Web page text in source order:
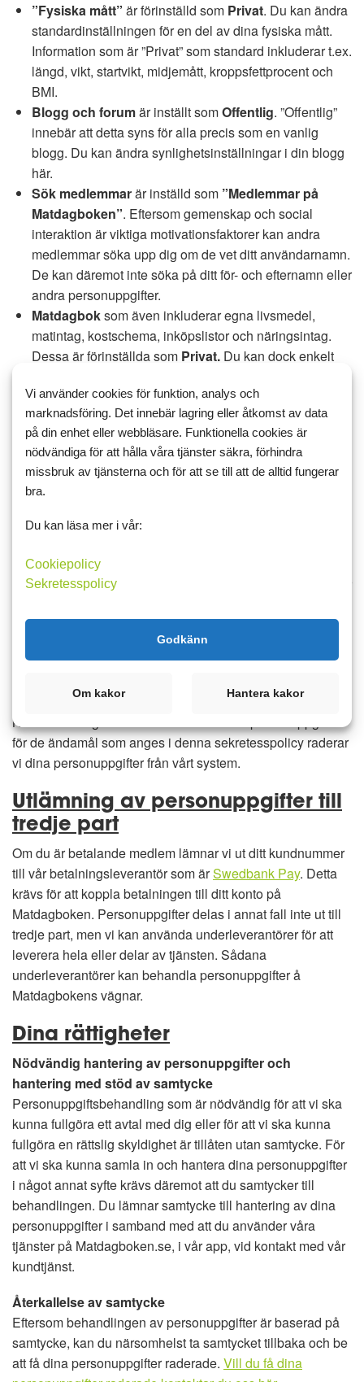
”Fysiska mått” är förinställd som Privat. Du kan ändra
standardinställningen för en del av dina fysiska mått.
Information som är ”Privat” som standard inkluderar t.ex.
längd, vikt, startvikt, midjemått, kroppsfettprocent och
BMI.
Blogg och forumär inställt somOffentlig. ”Offentlig”
innebär att detta syns för alla precis som en vanlig
blogg. Du kan ändra synlighetsinställningar i din blogg
här.
Sök medlemmarär inställd som ”Medlemmar på
Matdagboken”. Eftersom gemenskap och social
interaktion är viktiga motivationsfaktorer kan andra
medlemmar söka upp dig om de vet ditt användarnamn.
De kan däremot inte söka på ditt för- och efternamn eller
andra personuppgifter.
Matdagboksom även inkluderar egna livsmedel,
matintag, kostschema, inköpslistor och näringsintag.
Dessa är förinställda som Privat. Du kan dock enkelt
ändra inställningarna i"”inställningar för synlighet”.
Vill du ändra synlighet och visa dina vikt & mått gör det i
dina medlemsinställningar.Synlighetsinställningar för ditt
matintag, egna livsmedel, kostschema m.m. ändrar du i
”inställningar för synlighet”.
Information om lagring av
personuppgifter
Vi kommer att behålla dina personuppgifter så länge du har
tillhandahålla dig tjänsterna. Vi behåller också dina
personuppgifter såsom det behövs för att uppfylla våra
rättsliga skyldigheter. Dina personuppgifter lagras i vårt
system som ligger på våra egna servers.
När vi inte längre behöver behandla dina personuppgifter
för de ändamål som anges i denna sekretesspolicy raderar
vi dina personuppgifter från vårt system.
Utlämning av personuppgifter till
tredje part
Om du är betalande medlem lämnar vi ut ditt kundnummer
till vår betalningsleverantör som ärSwedbank Pay. Detta
krävs för att koppla betalningen till ditt konto på
Matdagboken. Personuppgifter delas i annat fall inte ut till
tredje part, men vi kan använda underleverantörer för att
leverera hela eller delar av tjänsten. Sådana
underleverantörer kan behandla personuppgifter å
Matdagbokens vägnar.
Dina rättigheter
Nödvändig hantering av personuppgifter och
hantering med stöd av samtycke
Personuppgiftsbehandling som är nödvändig för att vi ska
kunna fullgöra ett avtal med dig eller för att vi ska kunna
fullgöra en rättslig skyldighet är tillåten utan samtycke. För
att vi ska kunna samla in och hantera dina personuppgifter
i något annat syfte krävs däremot att du samtycker till
behandlingen. Du lämnar samtycke till hantering av dina
personuppgifter i samband med att du använder våra
tjänster på Matdagboken.se, i vår app, vid kontakt med vår
kundtjänst.
Återkallelse av samtycke
Eftersom behandlingen av personuppgifter är baserad på
samtycke, kan du närsomhelst ta samtycket tillbaka och be
att få dina personuppgifter raderade. Vill du få dina
Vi använder cookies för funktion, analys och
marknadsföring. Det innebär lagring eller åtkomst av data
på din enhet eller webbläsare. Funktionella cookies är
nödvändiga för att hålla våra tjänster säkra, förhindra
missbruk av tjänsterna och för att se till att de alltid fungerar
bra.
Du kan läsa mer i vår:
Cookiepolicy
Sekretesspolicy
Godkänn
Om kakor Hantera kakor